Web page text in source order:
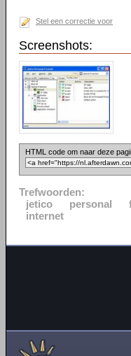
Stel een correctie voor
Screenshots:
HTML code om naar deze
Trefwoorden:
jetico
personal
internet